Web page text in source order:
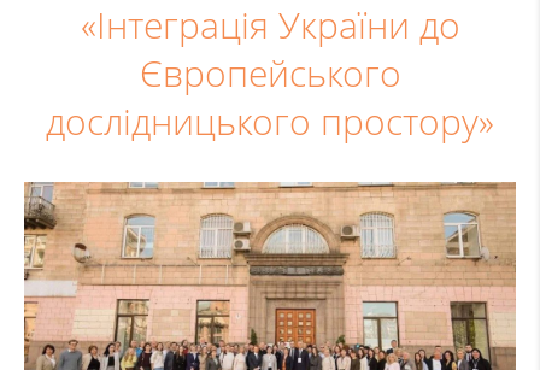
«Інтеграція України до
Європейського
дослідницького простору»